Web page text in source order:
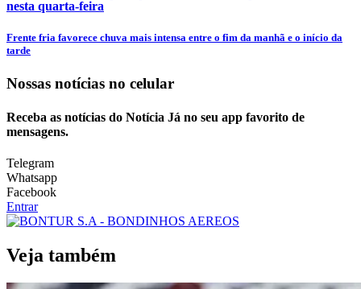
nesta quarta-feira
Frente fria favorece chuva mais intensa entre o fim da manhã e o início da
tarde
Nossas notícias no celular
Receba as notícias do Notícia Já no seu app favorito de
mensagens.
Telegram
Whatsapp
Facebook
Entrar
Veja também